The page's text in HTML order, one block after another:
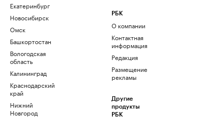
Екатеринбург
Новосибирск
Омск
Башкортостан
Вологодская
область
Калининград
Краснодарский
край
Нижний
Новгород
РБК
О компании
Контактная
информация
Редакция
Размещение
рекламы
Другие
продукты
РБК